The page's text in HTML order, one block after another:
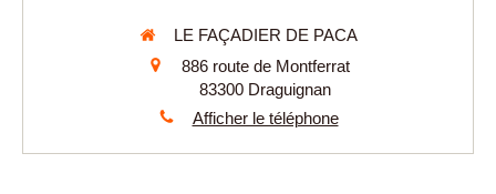
LE FAÇADIER DE PACA
886 route de Montferrat
83300 Draguignan
Afficher le téléphone